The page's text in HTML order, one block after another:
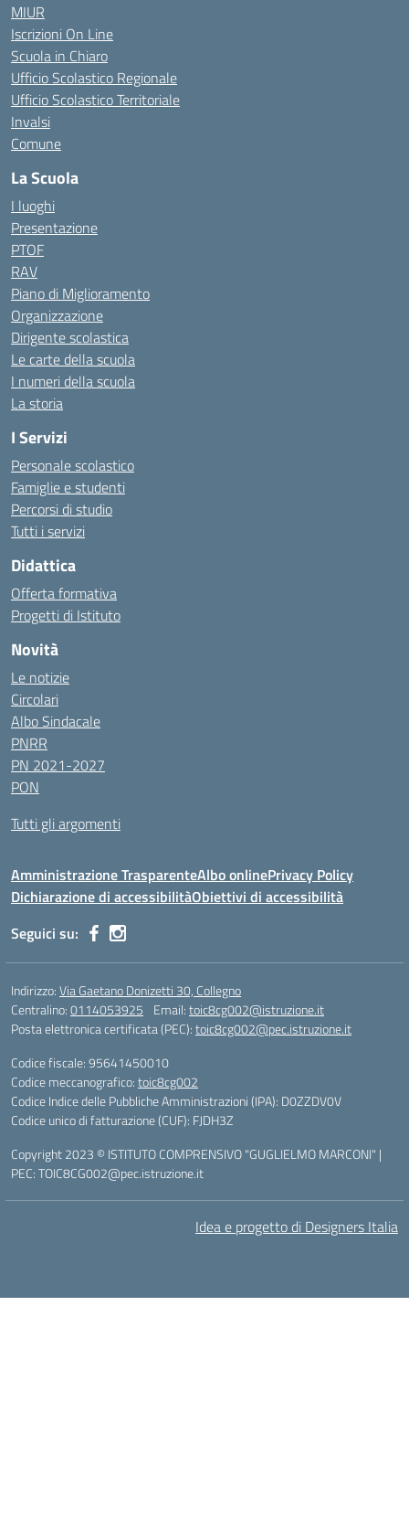
MIUR
Iscrizioni On Line
Scuola in Chiaro
Ufficio Scolastico Regionale
Ufficio Scolastico Territoriale
Invalsi
Comune
La Scuola
I luoghi
Presentazione
PTOF
RAV
Piano di Miglioramento
Organizzazione
Dirigente scolastica
Le carte della scuola
I numeri della scuola
La storia
I Servizi
Personale scolastico
Famiglie e studenti
Percorsi di studio
Tutti i servizi
Didattica
Offerta formativa
Progetti di Istituto
Novità
Le notizie
Circolari
Albo Sindacale
PNRR
PN 2021-2027
PON
Tutti gli argomenti
Amministrazione TrasparenteAlbo onlinePrivacy Policy
Dichiarazione di accessibilitàObiettivi di accessibilità
Seguici su:
Indirizzo:Via Gaetano Donizetti 30, Collegno
Centralino:0114053925 Email:toic8cg002@istruzione.it
Posta elettronica certificata (PEC):toic8cg002@pec.istruzione.it
Codice fiscale: 95641450010
Codice meccanografico:toic8cg002
Codice Indice delle Pubbliche Amministrazioni (IPA): D0ZZDV0V
Codice unico di fatturazione (CUF): FJDH3Z
Copyright 2023 © ISTITUTO COMPRENSIVO "GUGLIELMO MARCONI" |
PEC: TOIC8CG002@pec.istruzione.it
Idea e progetto di Designers Italia